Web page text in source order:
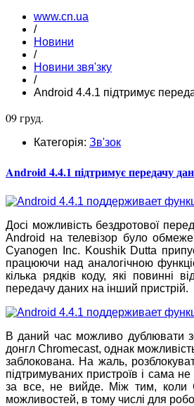
www.cn.ua
/
Новини
/
Новини звя'зку
/
Android 4.4.1 підтримує
09 груд.
Категорія: Зв'зок
Android 4.4.1 підтримує передачу
Досі можливість бездротової
Android на телевізор було
Cyanogen Inc. Koushik Dutta
працюючи над аналогічною
кілька рядків коду, які повинні
передачу даних на інший пристрій.
В даний час можливо дублювати
донгл Chromecast, однак
заблокована. На жаль,
підтримуваних пристроїв і сама
за все, не вийде. Між тим, коли
можливостей, в тому числі для